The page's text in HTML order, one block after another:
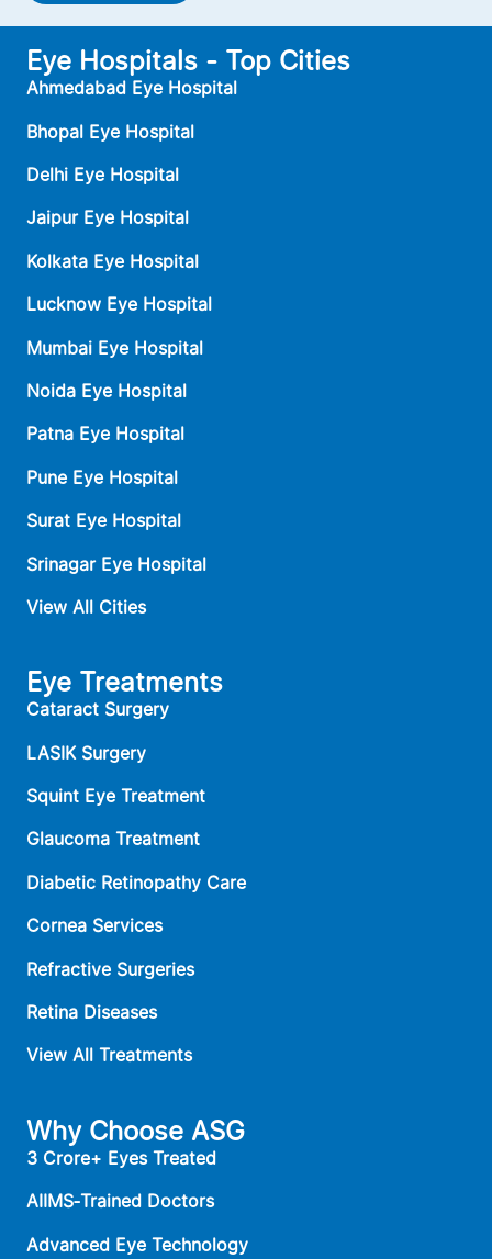
Eye Hospitals - Top Cities
Ahmedabad Eye Hospital
Bhopal Eye Hospital
Delhi Eye Hospital
Jaipur Eye Hospital
Kolkata Eye Hospital
Lucknow Eye Hospital
Mumbai Eye Hospital
Noida Eye Hospital
Patna Eye Hospital
Pune Eye Hospital
Surat Eye Hospital
Srinagar Eye Hospital
View All Cities
Eye Treatments
Cataract Surgery
LASIK Surgery
Squint Eye Treatment
Glaucoma Treatment
Diabetic Retinopathy Care
Cornea Services
Refractive Surgeries
Retina Diseases
View All Treatments
Why Choose ASG
3 Crore+ Eyes Treated
AIIMS‑Trained Doctors
Advanced Eye Technology